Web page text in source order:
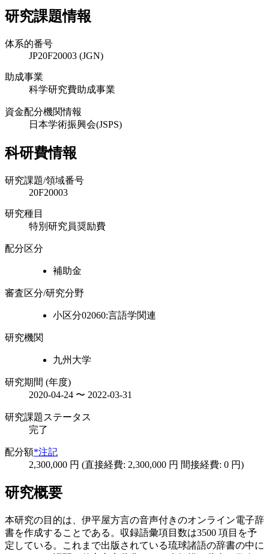
研究課題情報
体系的番号
JP20F20003 (JGN)
助成事業
科学研究費助成事業
資金配分機関情報
日本学術振興会(JSPS)
科研費情報
研究課題/領域番号
20F20003
研究種目
特別研究員奨励費
配分区分
補助金
審査区分/研究分野
小区分02060:言語学関連
研究機関
九州大学
研究期間 (年度)
2020-04-24 〜 2022-03-31
研究課題ステータス
完了
配分額*注記
2,300,000 円 (直接経費: 2,300,000 円 間接経費: 0 円)
研究概要
本研究の目的は、伊平屋方言の音声付きのオンライン電子辞
書を作成することである。収録語彙項目数は3500 項目を予
定している。これまで出版されている琉球諸語の辞書の中に